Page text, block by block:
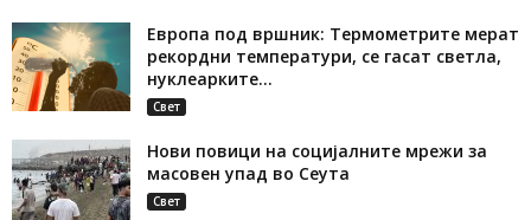
Европа под вршник: Термометрите мерат
рекордни температури, се гасат светла,
нуклеарките...
Свет
Нови повици на социјалните мрежи за
масовен упад во Сеута
Свет